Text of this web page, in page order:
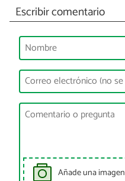
Escribir comentario
Añade una imagen